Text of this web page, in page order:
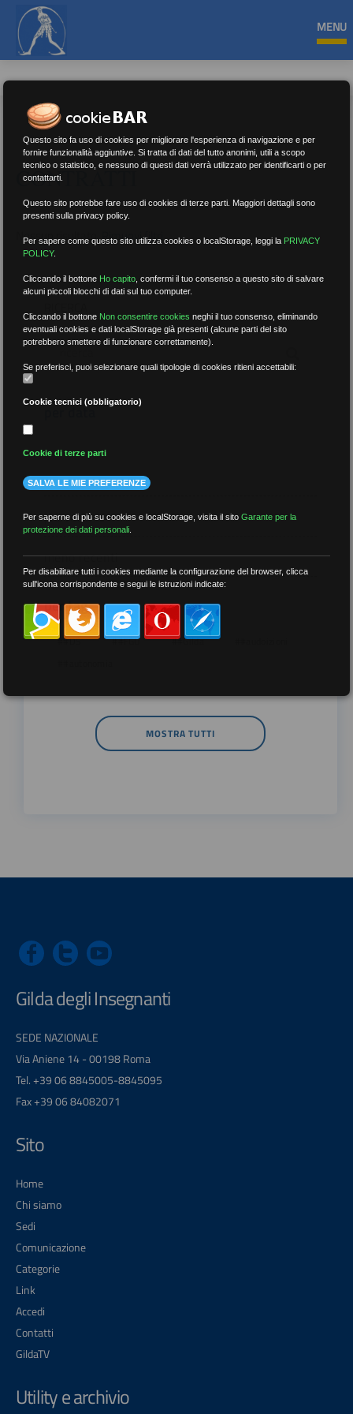
MENU
CONTRATTI
Nessun risultato.Rimuovi filtri
per data
più recenti
meno recenti
per tag
##DS ##FGU ##Gilda
MOSTRA TUTTI
Gilda degli Insegnanti
SEDE NAZIONALE
Via Aniene 14 - 00198 Roma
Tel. +39 06 8845005-8845095
Fax +39 06 84082071
Sito
Home
Chi siamo
Sedi
Comunicazione
Categorie
Link
Accedi
Contatti
GildaTV
Utility e archivio
Questo sito fa uso di cookies per migliorare l'esperienza di navigazione e per
fornire funzionalità aggiuntive. Si tratta di dati del tutto anonimi, utili a scopo
tecnico o statistico, e nessuno di questi dati verrà utilizzato per identificarti o per
contattarti.
Questo sito potrebbe fare uso di cookies di terze parti. Maggiori dettagli sono
presenti sulla privacy policy.
Per sapere come questo sito utilizza cookies o localStorage, leggi la PRIVACY
POLICY.
Cliccando il bottone Ho capito ,confermi il tuo consenso a questo sito di salvare
alcuni piccoli blocchi di dati sul tuo computer.
Cliccando il bottone Non consentire cookies neghi il tuo consenso, eliminando
eventuali cookies e dati localStorage già presenti (alcune parti del sito
potrebbero smettere di funzionare correttamente).
Se preferisci, puoi selezionare quali tipologie di cookies ritieni accettabili:
Cookie tecnici (obbligatorio)
Cookie di terze parti
SALVA LE MIE PREFERENZE
Per saperne di più su cookies e localStorage, visita il sitoGarante per la
protezione dei dati personali
Per disabilitare tutti i cookies mediante la configurazione del browser, clicca
sull'icona corrispondente e segui le istruzioni indicate: